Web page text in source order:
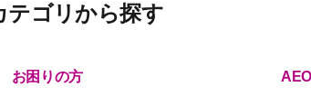
テゴリから探す
お困りの方